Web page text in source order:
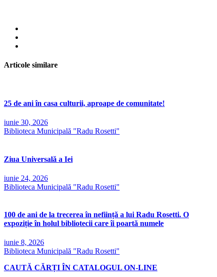
Articole similare
25 de ani în casa culturii, aproape de comunitate!
iunie 30, 2026
Biblioteca Municipală "Radu Rosetti"
Ziua Universală a Iei
iunie 24, 2026
Biblioteca Municipală "Radu Rosetti"
100 de ani de la trecerea în neființă a lui Radu Rosetti. O
expoziție în holul bibliotecii care îi poartă numele
iunie 8, 2026
Biblioteca Municipală "Radu Rosetti"
CAUTĂ CĂRȚI ÎN CATALOGUL ON-LINE